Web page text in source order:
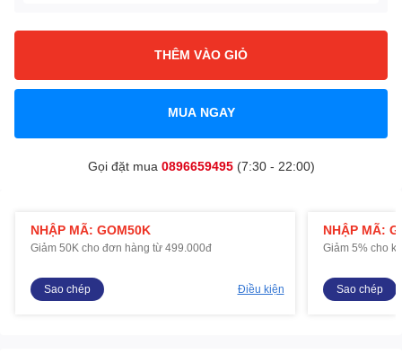
THÊM VÀO GIỎ
MUA NGAY
Gọi đặt mua 0896659495(7:30 - 22:00)
NHẬP MÃ: GOM50K
Giảm 50K cho đơn hàng từ 499.000đ
Sao chép Điều kiện
NHẬP MÃ:
Giảm 5% cho
Sao chép